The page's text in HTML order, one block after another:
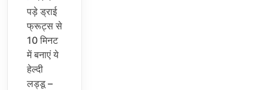
पड़े ड्राई
फ्रूट्स से
10 मिनट
में बनाएं ये
हेल्दी
लड्डू –